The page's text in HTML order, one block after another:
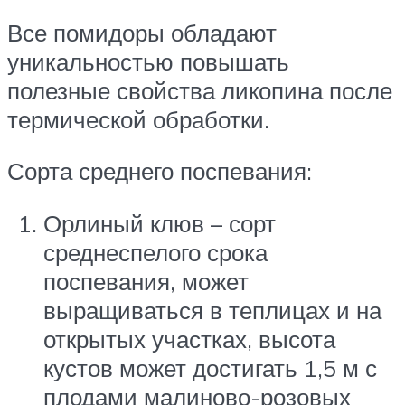
Все помидоры обладают
уникальностью повышать
полезные свойства ликопина после
термической обработки.
Сорта среднего поспевания:
Орлиный клюв – сорт
среднеспелого срока
поспевания, может
выращиваться в теплицах и на
открытых участках, высота
кустов может достигать 1,5 м с
плодами малиново-розовых